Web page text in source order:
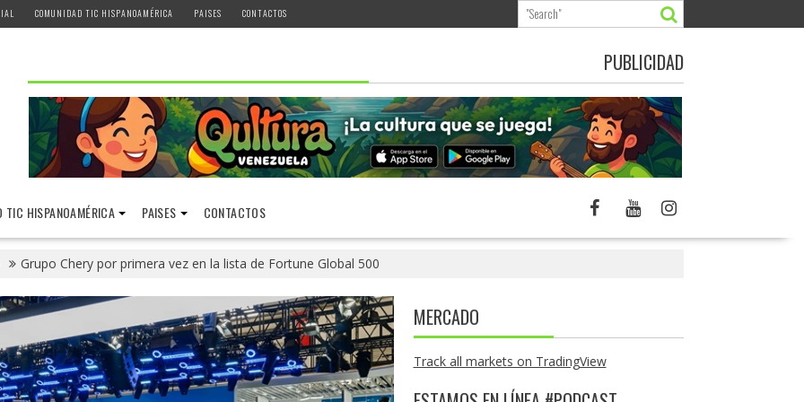
COMUNIDAD TIC HISPANOAMÉRICA PAISES CONTACTOS
PUBLICIDAD
TIC HISPANOAMÉRICA PAISES CONTACTOS
Grupo Chery por primera vez en la lista de Fortune Global 500
MERCADO
Track all markets on TradingView